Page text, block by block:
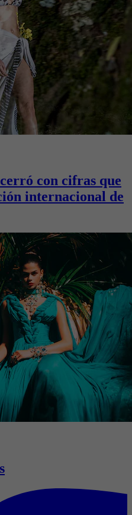
con cifras que
internacional de